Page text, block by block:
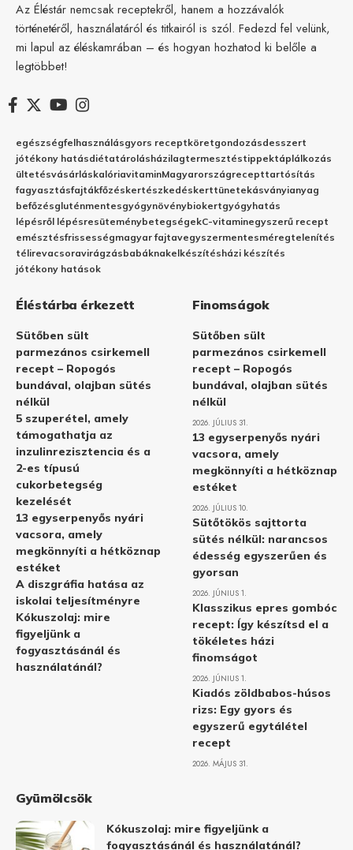
Az Éléstár nemcsak receptekről, hanem a hozzávalók
történetéről, használatáról és titkairól is szól. Fedezd fel velünk,
mi lapul az éléskamrában – és hogyan hozhatod ki belőle a
legtöbbet!
egészségfelhasználásgyors receptköretgondozásdesszert
jótékony hatásdiétatárolásházilagtermesztéstippektáplálkozás
ültetésvásárláskalóriavitaminMagyarországrecepttartósítás
fagyasztásfajtákfőzéskertészkedéskerttünetekásványianyag
befőzésgluténmentesgyógynövénybiokertgyógyhatás
lépésről lépésresüteménybetegségekC-vitaminegyszerű recept
emésztésfrissességmagyar fajtavegyszermentesméregtelenítés
télirevacsoravirágzásbabáknakelkészítésházi készítés
jótékony hatások
Éléstárba érkezett
Sütőben sült
parmezános csirkemell
recept – Ropogós
bundával, olajban sütés
nélkül
5 szuperétel, amely
támogathatja az
inzulinrezisztencia és a
2-es típusú
cukorbetegség
kezelését
13 egyserpenyős nyári
vacsora, amely
megkönnyíti a hétköznap
estéket
A diszgráfia hatása az
iskolai teljesítményre
Kókuszolaj: mire
figyeljünk a
fogyasztásánál és
használatánál?
Finomságok
Sütőben sült
parmezános csirkemell
recept – Ropogós
bundával, olajban sütés
nélkül
2026. JÚLIUS 31.
13 egyserpenyős nyári
vacsora, amely
megkönnyíti a hétköznap
estéket
2026. JÚLIUS 10.
Sütőtökös sajttorta
sütés nélkül: narancsos
édesség egyszerűen és
gyorsan
2026. JÚNIUS 1.
Klasszikus epres gombóc
recept: Így készítsd el a
tökéletes házi
finomságot
2026. JÚNIUS 1.
Kiadós zöldbabos-húsos
rizs: Egy gyors és
egyszerű egytálétel
recept
2026. MÁJUS 31.
Gyümölcsök
Kókuszolaj: mire figyeljünk a
fogyasztásánál és használatánál?